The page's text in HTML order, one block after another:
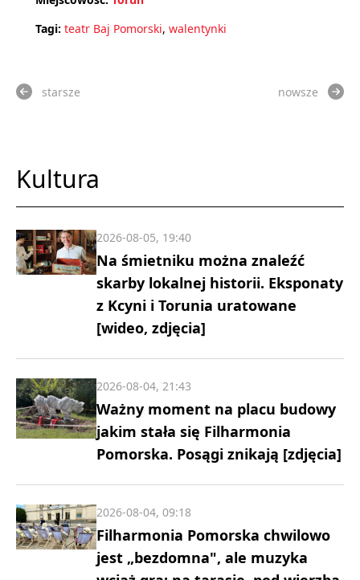
Tagi: teatr Baj Pomorski, walentynki
starsze nowsze
Kultura
Na śmietniku można znaleźć
skarby lokalnej historii. Eksponaty
z Kcyni i Torunia uratowane
[wideo, zdjęcia]
2026-08-05, 19:40
Ważny moment na placu budowy
jakim stała się Filharmonia
Pomorska. Posągi znikają [zdjęcia]
2026-08-04, 21:43
Filharmonia Pomorska chwilowo
jest „bezdomna", ale muzyka
2026-08-04, 09:18